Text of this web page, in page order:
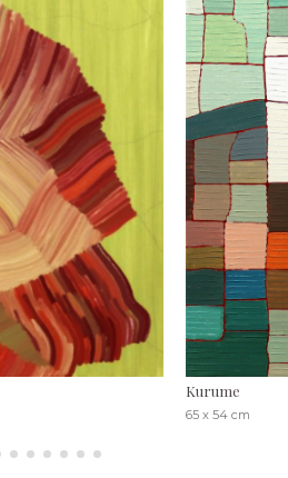
Kurume
65 x 54 cm